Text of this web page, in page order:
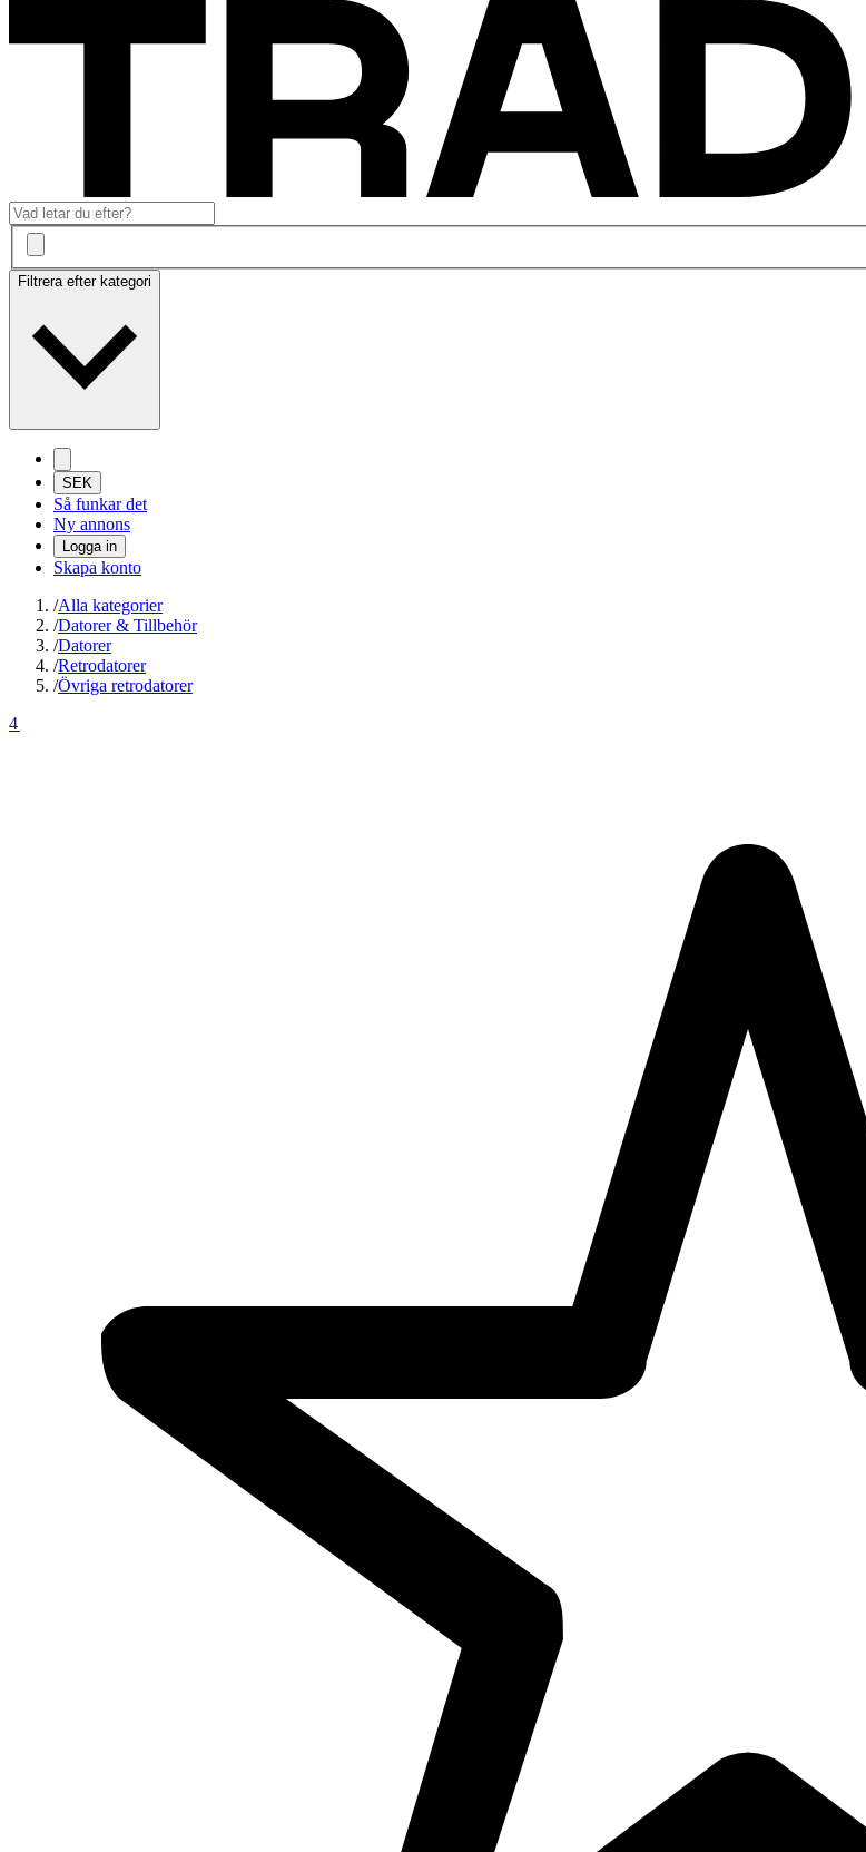
Filtrera efter kategori
SEK
Så funkar det
Ny annons
Logga in
Skapa konto
/Alla kategorier
/Datorer & Tillbehör
/Datorer
/Retrodatorer
/Övriga retrodatorer
4